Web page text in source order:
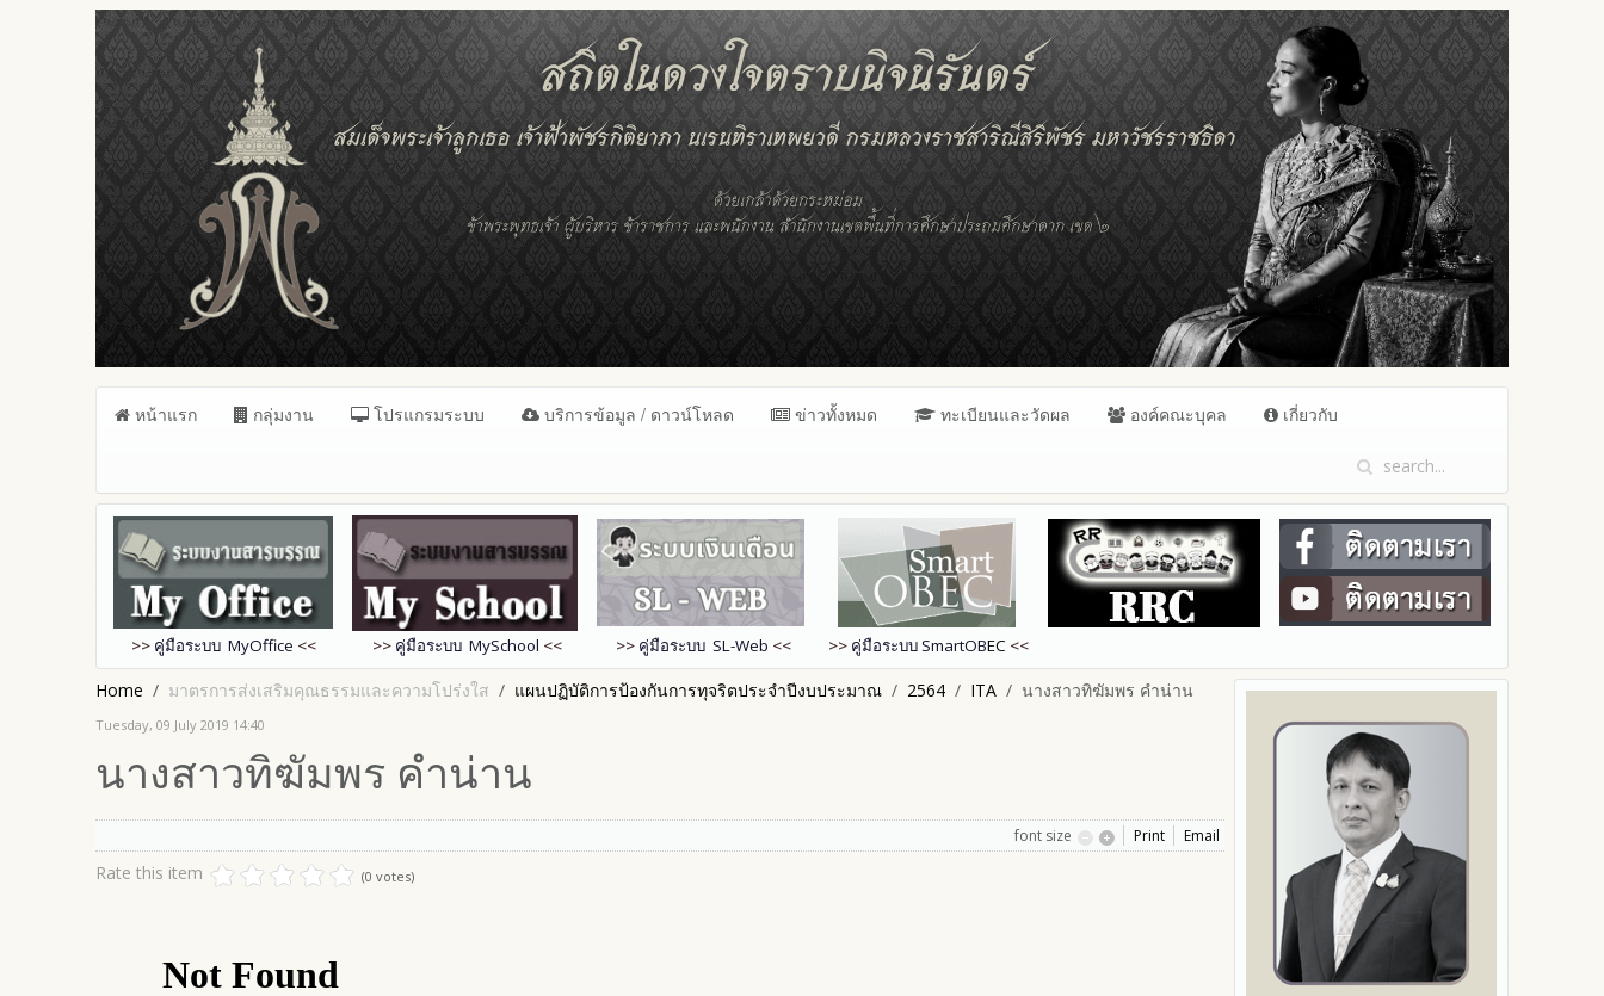
หน้าแรก กลุ่มงาน โปรแกรมระบบ บริการข้อมูล / ดาวน์โหลด ข่าวทั้งหมด ทะเบียนและวัดผล องค์คณะบุคล เกี่ยวกับ
>> คู่มือระบบ MyOffice << >> คู่มือระบบ MySchool << >> คู่มือระบบ SL-Web << >> คู่มือระบบSmartOBEC <<
Home มาตรการส่งเสริมคุณธรรมและความโปร่งใส แผนปฏิบัติการป้องกันการทุจริตประจำปีงบประมาณ 2564 ITA นางสาวทิฆัมพร คำน่าน
Tuesday, 09 July 2019 14:40
นางสาวทิฆัมพร คำน่าน
font size Print Email
Rate this item (0 votes)